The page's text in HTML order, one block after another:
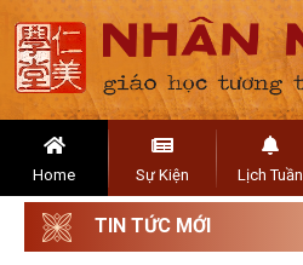
Home Sự Kiện Lịch Tuần
TIN TỨC MỚI